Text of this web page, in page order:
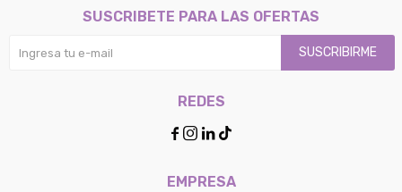
EMPRESA
SUSCRIBETE PARA LAS OFERTAS
SUSCRIBIRME
REDES
   